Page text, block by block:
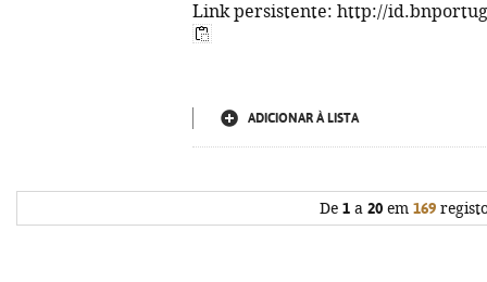
Link persistente: http://
ADICIONAR À LISTA
De 1 a 20 em 169